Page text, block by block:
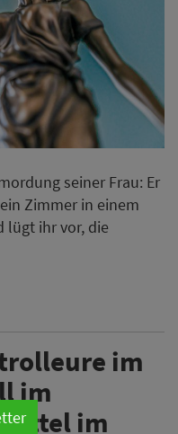
seiner Frau: Er
Zimmer in einem
lügt ihr vor, die
im
im
im